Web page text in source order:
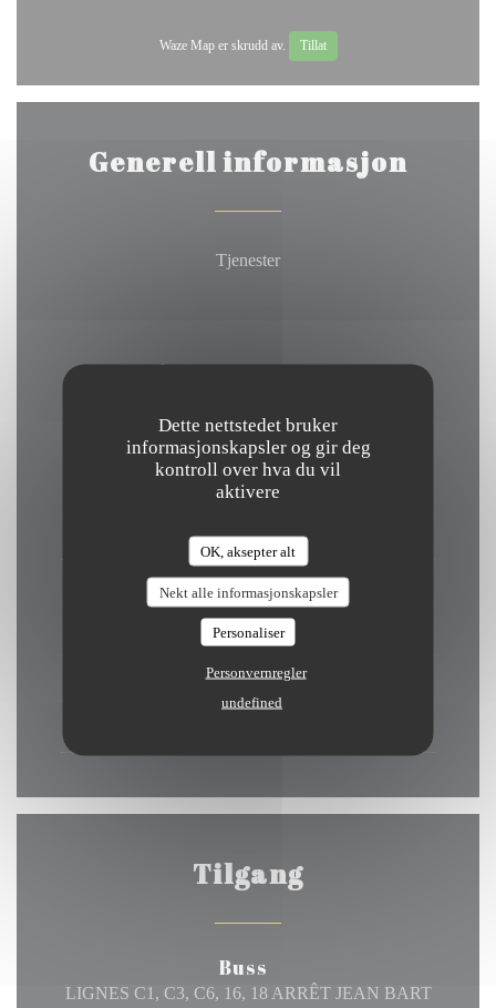
Dette nettstedet bruker
informasjonskapsler og gir deg
kontroll over hva du vil
aktivere
OK, aksepter alt
Nekt alle informasjonskapsler
Personaliser
Personvernregler
undefined
Waze Map er skrudd av. Tillat
Generell informasjon
Tjenester
Man-Fre
Lørdag
09:00 - 23:00
Tilgang
Buss
LIGNES C1, C3, C6, 16, 18 ARRÊT JEAN BART